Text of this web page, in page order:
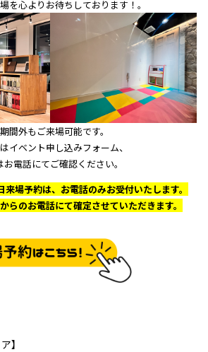
を心よりお待ちしております！。
間外もご来場可能です。
イベント申し込みフォーム、
お電話にてご確認ください。
場予約は、お電話のみお受付いたします。
らのお電話にて確定させていただきます。
】